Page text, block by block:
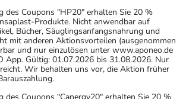
des Coupons "HP20" erhalten Sie 20 %
Produkte. Nicht anwendbar auf
Bücher, Säuglingsanfangsnahrung und
mit anderen Aktionsvorteilen (ausgenommen
und nur einzulösen unter www.aponeo.de
App. Gültig: 01.07.2026 bis 31.08.2026. Nur
Wir behalten uns vor, die Aktion früher